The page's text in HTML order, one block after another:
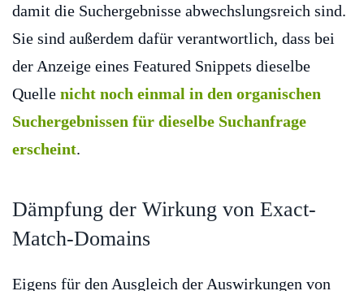
damit die Suchergebnisse abwechslungsreich sind.
Sie sind außerdem dafür verantwortlich, dass bei
der Anzeige eines Featured Snippets dieselbe
Quelle nicht noch einmal in den organischen
Suchergebnissen für dieselbe Suchanfrage
erscheint.
Dämpfung der Wirkung von Exact-
Match-Domains
Eigens für den Ausgleich der Auswirkungen von